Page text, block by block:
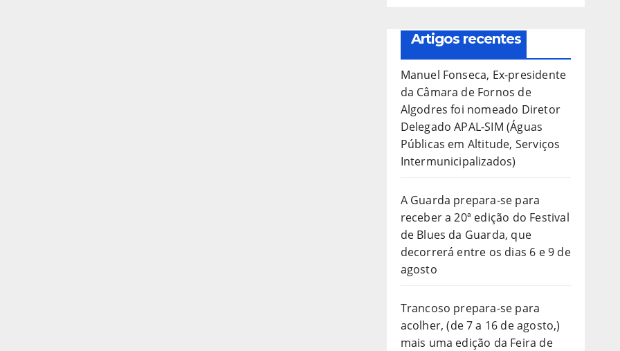
Artigos recentes
Manuel Fonseca, Ex-presidente
da Câmara de Fornos de
Algodres foi nomeado Diretor
Delegado APAL-SIM (Águas
Públicas em Altitude, Serviços
Intermunicipalizados)
A Guarda prepara-se para
receber a 20ª edição do Festival
de Blues da Guarda, que
decorrerá entre os dias 6 e 9 de
agosto
Trancoso prepara-se para
acolher, (de 7 a 16 de agosto,)
mais uma edição da Feira de